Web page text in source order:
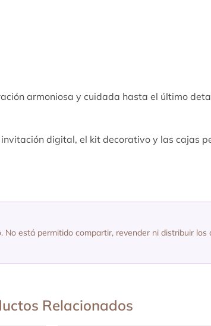
armoniosa y cuidada hasta el último
digital, el kit decorativo y las cajas
está permitido compartir, revender ni distribuir
Relacionados